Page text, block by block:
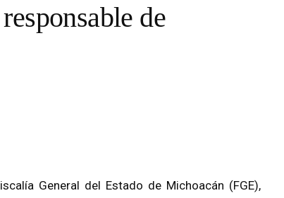
de
General del Estado de Michoacán (FGE),